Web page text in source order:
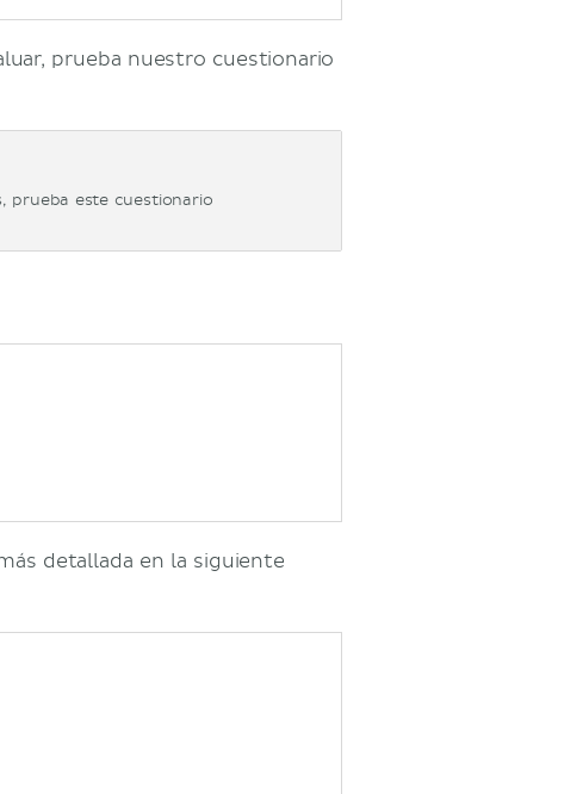
prueba nuestro cuestionario
prueba este cuestionario
detallada en la siguiente